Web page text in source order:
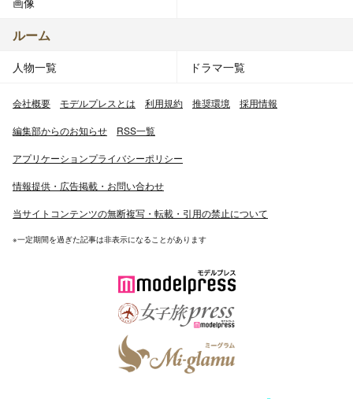
ルーム
人物一覧 ドラマ一覧
会社概要 モデルプレスとは 利用規約 推奨環境 採用情報
編集部からのお知らせ RSS一覧
アプリケーションプライバシーポリシー
情報提供・広告掲載・お問い合わせ
当サイトコンテンツの無断複写・転載・引用の禁止について
※一定期間を過ぎた記事は非表示になることがあります